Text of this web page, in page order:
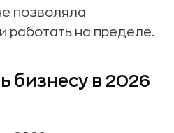
позволяла
работать на пределе.
бизнесу в 2026